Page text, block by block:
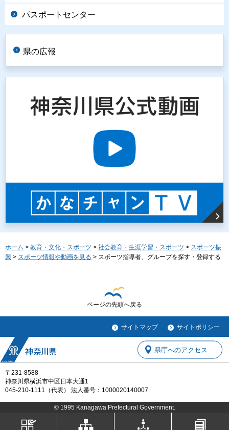
パスポートセンター
県の広報
ホーム > 教育・文化・スポーツ > 社会教育・生涯学習・スポーツ > スポーツ振
興 > スポーツ情報や動画を見る > スポーツ指導者、グループを探す・登録する
ページの先頭へ戻る
サイトマップ サイトポリシー
〒231-8588
神奈川県横浜市中区日本大通1
045-210-1111（代表） 法人番号：1000020140007
県庁へのアクセス
© 1995 Kanagawa Prefectural Government.